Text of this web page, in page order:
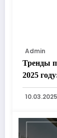
Admin
Тренды
2025
10.03.2025